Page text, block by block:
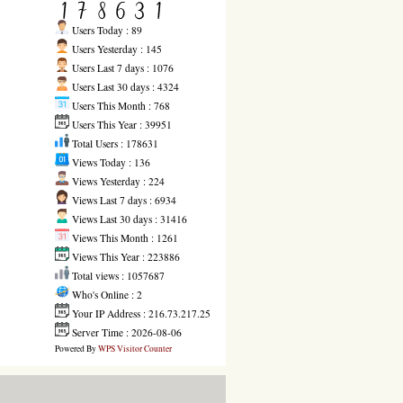
Users Today : 89
Users Yesterday : 145
Users Last 7 days : 1076
Users Last 30 days : 4324
Users This Month : 768
Users This Year : 39951
Total Users : 178631
Views Today : 136
Views Yesterday : 224
Views Last 7 days : 6934
Views Last 30 days : 31416
Views This Month : 1261
Views This Year : 223886
Total views : 1057687
Who's Online : 2
Your IP Address : 216.73.217.25
Server Time : 2026-08-06
Powered ByWPS Visitor Counter